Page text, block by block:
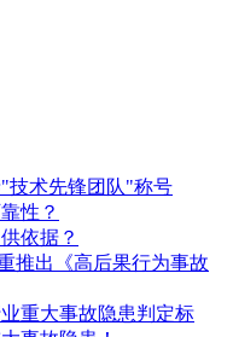
技术先锋团队"称号
性？
依据？
推出《高后果行为事故
重大事故隐患判定标